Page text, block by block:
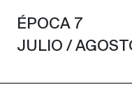
ÉPOCA 7
JULIO /